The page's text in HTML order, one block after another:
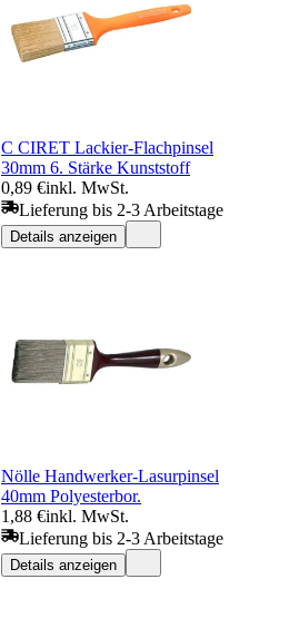
C CIRET Lackier-Flachpinsel
30mm 6. Stärke Kunststoff
0,89 €inkl. MwSt.
Lieferung bis 2-3 Arbeitstage
Details anzeigen
Nölle Handwerker-Lasurpinsel
40mm Polyesterbor.
1,88 €inkl. MwSt.
Lieferung bis 2-3 Arbeitstage
Details anzeigen